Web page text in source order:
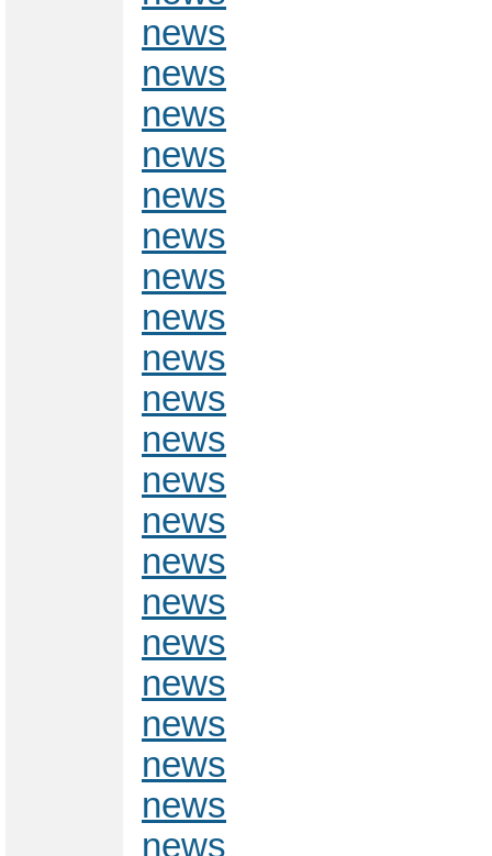
news
news
news
news
news
news
news
news
news
news
news
news
news
news
news
news
news
news
news
news
news